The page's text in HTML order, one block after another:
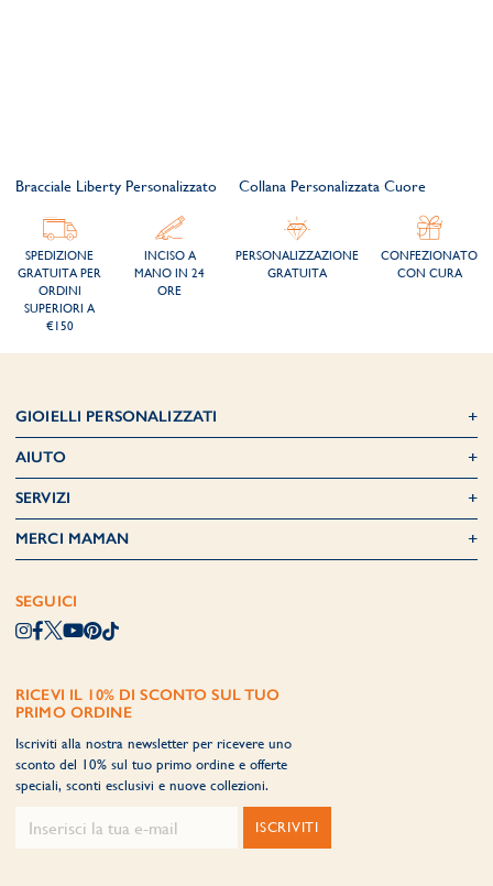
Bracciale Liberty Personalizzato Collana Personalizzata Cuore
SPEDIZIONE
GRATUITA PER
ORDINI
SUPERIORI A
€150
INCISO A
MANO IN 24
ORE
PERSONALIZZAZIONE
GRATUITA
CONFEZIONATO
CON CURA
GIOIELLI PERSONALIZZATI
AIUTO
SERVIZI
MERCI MAMAN
SEGUICI
RICEVI IL 10% DI SCONTO SUL TUO
PRIMO ORDINE
Iscriviti alla nostra newsletter per ricevere uno
sconto del 10% sul tuo primo ordine e offerte
speciali, sconti esclusivi e nuove collezioni.
ISCRIVITI